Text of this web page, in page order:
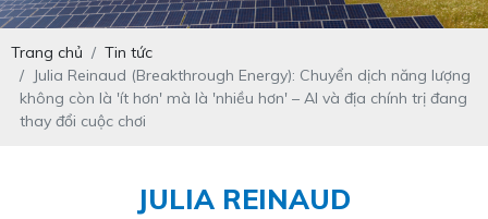
Trang chủ
Tin tức
Julia Reinaud (Breakthrough Energy): Chuyển dịch năng lượng
không còn là 'ít hơn' mà là 'nhiều hơn' – AI và địa chính trị đang
thay đổi cuộc chơi
JULIA REINAUD